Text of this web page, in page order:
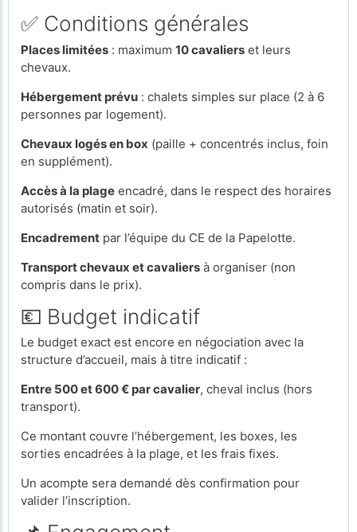
✅ Conditions générales
Places limitées : maximum 10 cavaliers et leurs
chevaux.
Hébergement prévu : chalets simples sur place (2 à 6
personnes par logement).
Chevaux logés en box (paille + concentrés inclus, foin
en supplément).
Accès à la plage encadré, dans le respect des horaires
autorisés (matin et soir).
Encadrement par l’équipe du CE de la Papelotte.
Transport chevaux et cavaliers à organiser (non
compris dans le prix).
💶 Budget indicatif
Le budget exact est encore en négociation avec la
structure d’accueil, mais à titre indicatif :
Entre 500 et 600 € par cavalier, cheval inclus (hors
transport).
Ce montant couvre l’hébergement, les boxes, les
sorties encadrées à la plage, et les frais fixes.
Un acompte sera demandé dès confirmation pour
valider l’inscription.